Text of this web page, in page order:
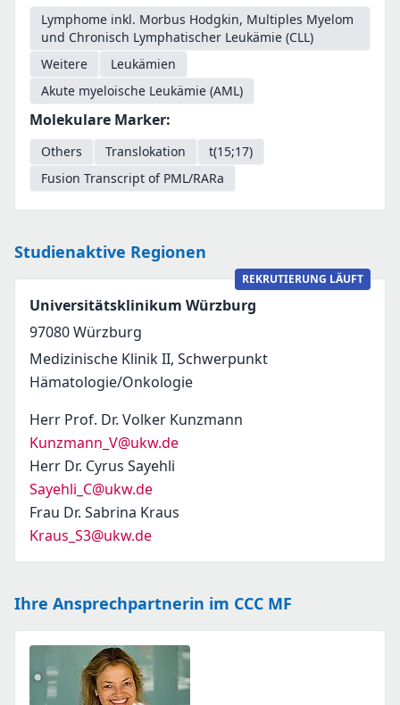
Lymphome inkl. Morbus Hodgkin, Multiples Myelom
und Chronisch Lymphatischer Leukämie (CLL)
Weitere
Leukämien
Akute myeloische Leukämie (AML)
Molekulare Marker:
Others Translokation
t(15;17)
Fusion Transcript of PML/RARa
Studienaktive Regionen
REKRUTIERUNG LÄUFT
Universitätsklinikum Würzburg
97080Würzburg
Medizinische Klinik II, Schwerpunkt
Hämatologie/Onkologie
Herr Prof. Dr. Volker Kunzmann
Kunzmann_V@ukw.de
Herr Dr. Cyrus Sayehli
Sayehli_C@ukw.de
Frau Dr. Sabrina Kraus
Kraus_S3@ukw.de
Ihre Ansprechpartnerin im CCC MF